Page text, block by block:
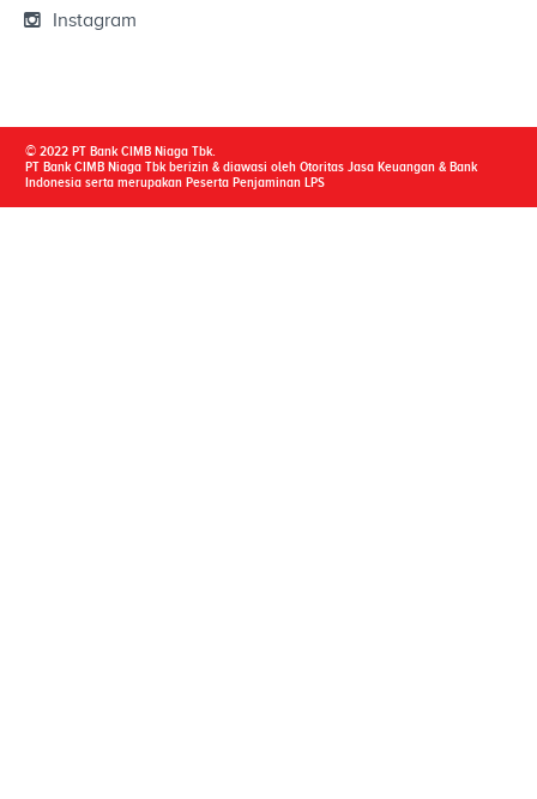
Instagram
© 2022 PT Bank CIMB Niaga Tbk.
PT Bank CIMB Niaga Tbk berizin & diawasi oleh Otoritas Jasa Keuangan & Bank
Indonesia serta merupakan Peserta Penjaminan LPS